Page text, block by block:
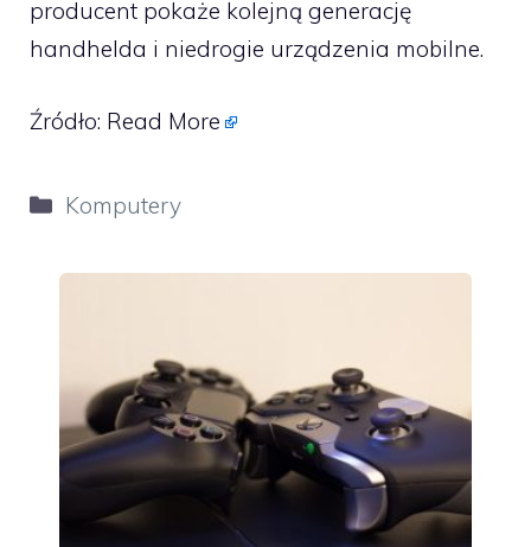
producent pokaże kolejną generację
handhelda i niedrogie urządzenia mobilne.
Źródło: Read More
Kategorie
Komputery